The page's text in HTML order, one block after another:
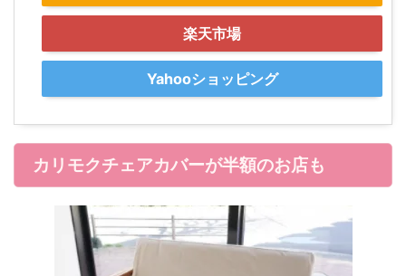
楽天市場
Yahooショッピング
カリモクチェアカバーが半額のお店も